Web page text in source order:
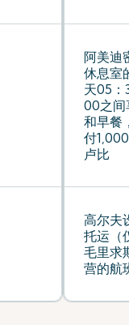
阿美迪
休息室
天05：
00之间
和早餐
付
卢比
高尔夫
托运（
毛里求
营的航